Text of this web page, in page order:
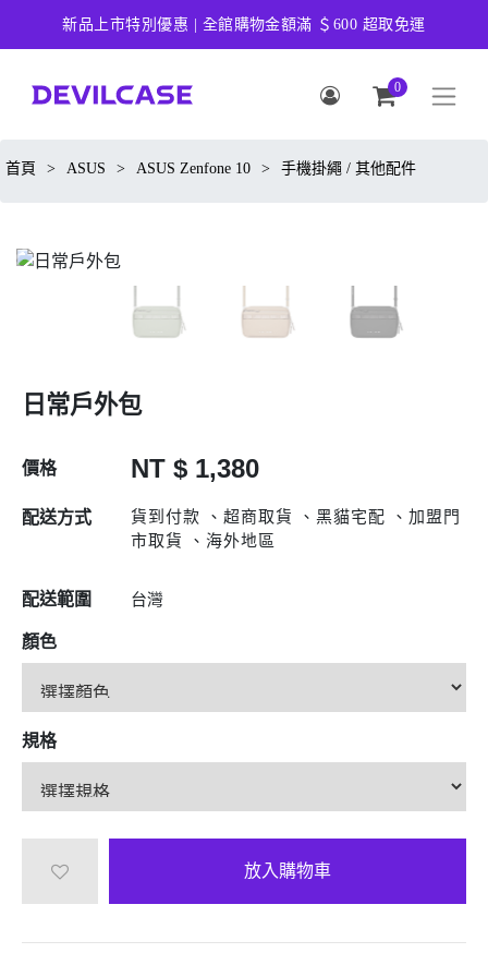
新品上市特別優惠 | 全館購物金額滿 ＄600 超取免運
0
首頁 > ASUS > ASUS Zenfone 10 > 手機掛繩 / 其他配件
日常戶外包
價格 NT $ 1,380
配送方式
貨到付款 、超商取貨 、黑貓宅配 、加盟門
市取貨 、海外地區
配送範圍 台灣
顏色
規格
放入購物車